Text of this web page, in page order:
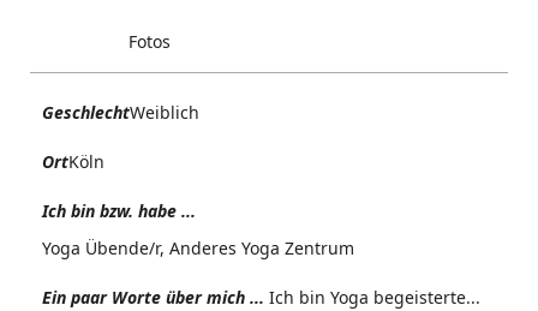
Fotos
GeschlechtWeiblich
OrtKöln
Ich bin bzw. habe ...
Yoga Übende/r, Anderes Yoga Zentrum
Ein paar Worte über mich ... Ich bin Yoga begeisterte...